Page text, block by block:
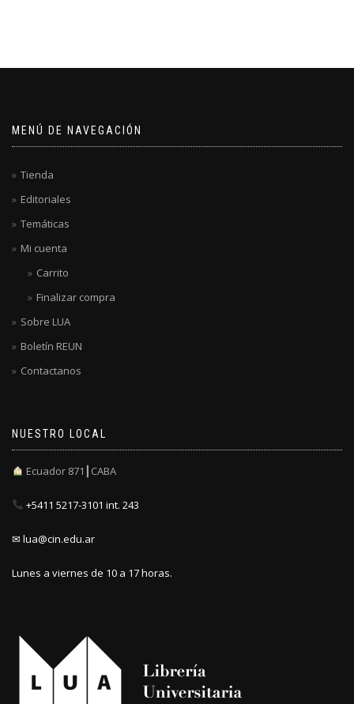
MENÚ DE NAVEGACIÓN
Tienda
Editoriales
Temáticas
Mi cuenta
Carrito
Finalizar compra
Sobre LUA
Boletín REUN
Contactanos
NUESTRO LOCAL
Ecuador 871┃CABA
+5411 5217-3101 int. 243
✉ lua@cin.edu.ar
Lunes a viernes de 10 a 17 horas.